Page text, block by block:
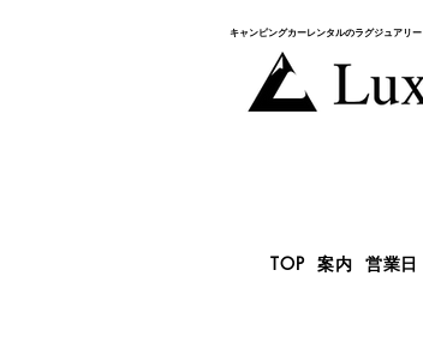
キャンピングカー​レンタルのラグジュアリー
TOP 案内 営業日